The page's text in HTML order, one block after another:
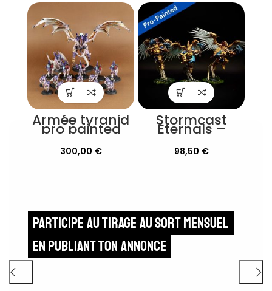
Armée tyranid
pro painted
300,00 €
Stormcast
Eternals –
Prosecutors
Peinture Pro
98,50 €
Participe au tirage au sort mensuel
en publiant ton annonce